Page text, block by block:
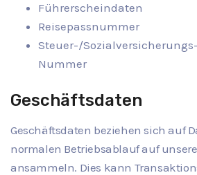
Führerscheindaten
Reisepassnummer
Steuer-/
Nummer
Geschäftsdaten
Geschäftsdaten beziehen sich auf
normalen Betriebsablauf auf
ansammeln. Dies kann